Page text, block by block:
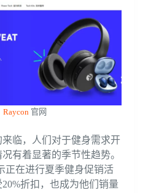
Raycon 官网
临，人们对于健身需求开
有着显著的季节性趋势。
正在进行夏季健身促销活
折扣，也成为他们销量